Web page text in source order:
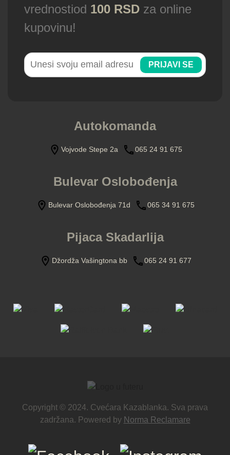
vrednostiod 100 RSD za online
kupovinu!
PRIJAVI SE
Autokomanda
Vojvode Stepe 2a 065 24 91 675
Bulevar Oslobođenja
Bulevar Oslobođenja 71d 065 34 91 675
Pijaca Skadarlija
Džordža Vašingtona bb 065 24 91 677
Copyright © 2024. Cvećara Kazablanka. Sva prava
zadržana. Powered by Norma Reclamare